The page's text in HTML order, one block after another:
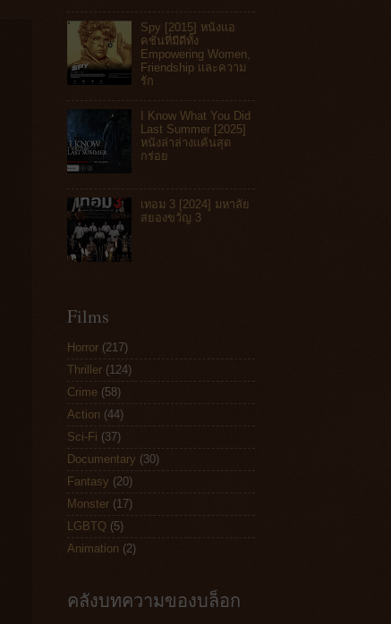
Spy [2015] หนังแอ
คชันที่มีดีทั้ง
Empowering Women,
Friendship และความ
รัก
I Know What You Did
Last Summer [2025]
หนังล่าล่างแค้นสุด
กร่อย
เทอม 3 [2024] มหาลัย
สยองขวัญ 3
Films
Horror (217)
Thriller (124)
Crime (58)
Action (44)
Sci-Fi (37)
Documentary (30)
Fantasy (20)
Monster (17)
LGBTQ (5)
Animation (2)
คลังบทความของบล็อก